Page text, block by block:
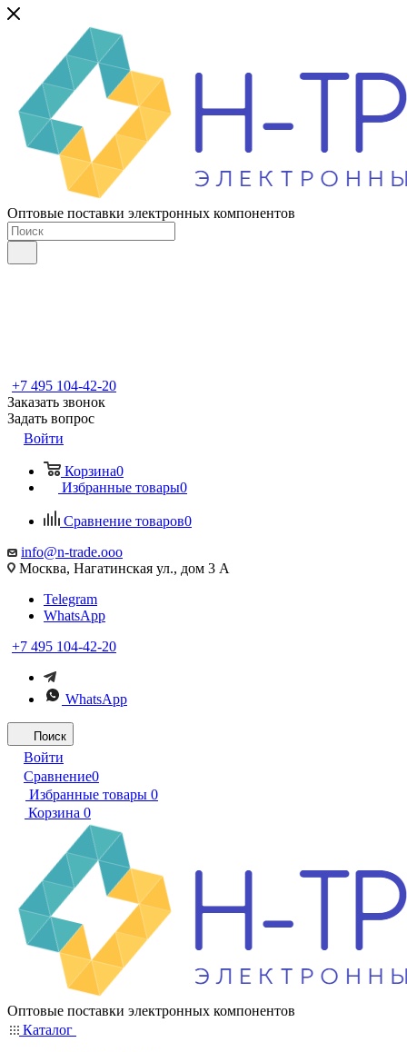
Оптовые поставки электронных компонентов
+7 495 104-42-20
Заказать звонок
Задать вопрос
Войти
Корзина0
Избранные товары0
Сравнение товаров0
info@n-trade.ooo
Москва, Нагатинская ул., дом 3 А
Telegram
WhatsApp
+7 495 104-42-20
WhatsApp
Поиск
Войти
Сравнение0
Избранные товары 0
Корзина 0
Оптовые поставки электронных компонентов
Каталог